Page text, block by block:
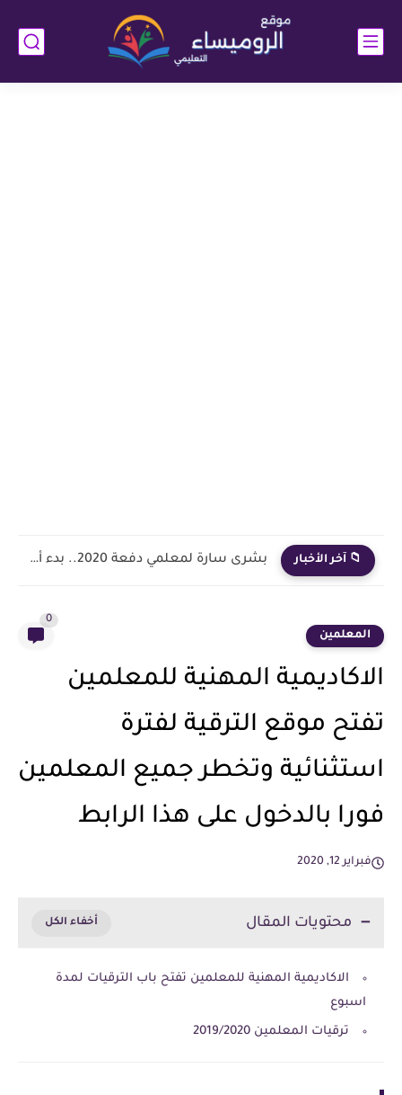
📁 آخر الأخبار بشرى سارة لمعلمي دفعة 2020.. بدء أول خطوة رسمية في...
المعلمين
0
الاكاديمية المهنية للمعلمين
تفتح موقع الترقية لفترة
استثنائية وتخطر جميع المعلمين
فورا بالدخول على هذا الرابط
فبراير 12, 2020
محتويات المقال
الاكاديمية المهنية للمعلمين تفتح باب الترقيات لمدة
اسبوع
ترقيات المعلمين 2019/2020